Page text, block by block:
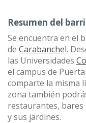
Resumen del
Se encuentra en el
de Carabanchel.
las Universidades
el campus de
comparte la misma
zona también
restaurantes, bares
y sus jardines.